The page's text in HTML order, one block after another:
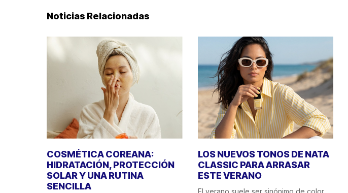
Noticias Relacionadas
COSMÉTICA COREANA:
HIDRATACIÓN, PROTECCIÓN
SOLAR Y UNA RUTINA
SENCILLA
LOS NUEVOS TONOS DE NATA
CLASSIC PARA ARRASAR
ESTE VERANO
El verano suele ser sinónimo de color,